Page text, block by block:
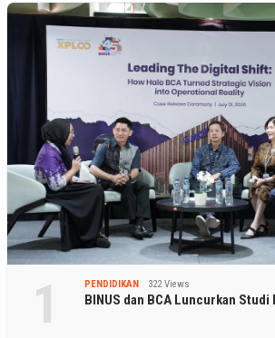
1 PENDIDIKAN 322 Views
BINUS dan BCA Luncurkan Studi